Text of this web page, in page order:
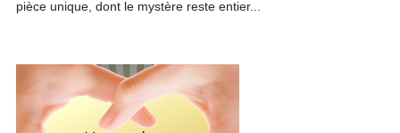
pièce unique, dont le mystère reste entier...